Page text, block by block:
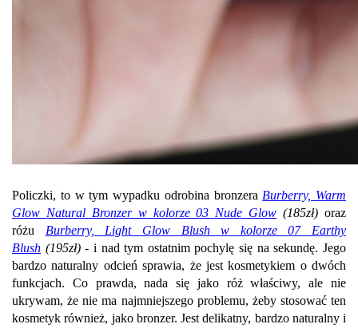
Policzki, to w tym wypadku odrobina bronzera Burberry, Warm
Glow Natural Bronzer w kolorze 03 Nude Glow (185zł)oraz
różu Burberry, Light Glow Blush w kolorze 07 Earthy
Blush (195zł)- i nad tym ostatnim pochylę się na sekundę. Jego
bardzo naturalny odcień sprawia, że jest kosmetykiem o dwóch
funkcjach. Co prawda, nada się jako róż właściwy, ale nie
ukrywam, że nie ma najmniejszego problemu, żeby stosować ten
kosmetyk również, jako bronzer. Jest delikatny, bardzo naturalny i